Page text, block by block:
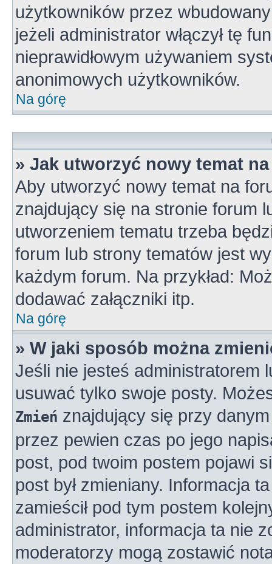
użytkowników przez
jeżeli administrator włączył tę
nieprawidłowym używaniem
anonimowych użytkowników.
Na górę
» Jak utworzyć nowy temat
Aby utworzyć nowy temat na
znajdujący się na stronie forum
utworzeniem tematu trzeba
forum lub strony tematów jest
każdym forum. Na przykład:
dodawać załączniki itp.
Na górę
» W jaki sposób można
Jeśli nie jesteś administratorem
usuwać tylko swoje posty.
Zmień znajdujący się przy
przez pewien czas po jego
post, pod twoim postem pojawi
post był zmieniany. Informacja
zamieścił pod tym postem
administrator, informacja ta nie
moderatorzy mogą zostawić